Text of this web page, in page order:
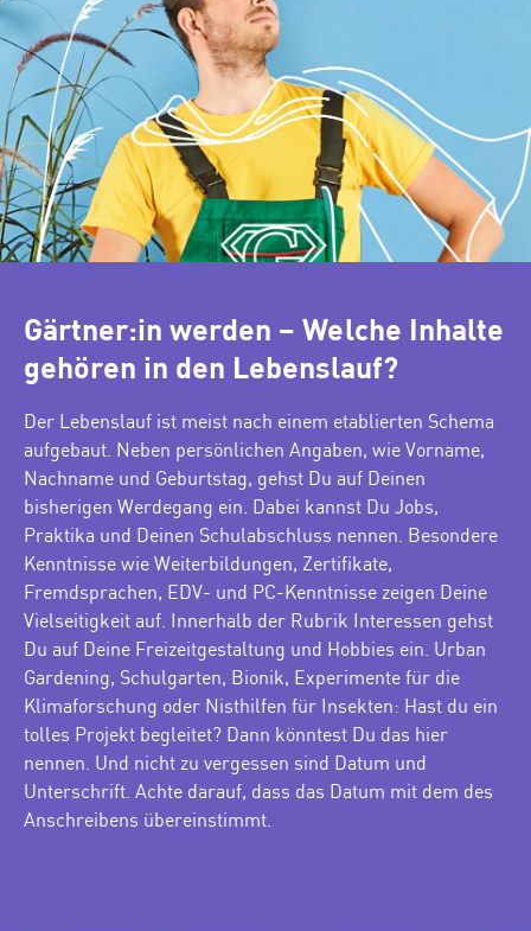
Gärtner:in werden – Welche Inhalte
gehören in den Lebenslauf?
Der Lebenslauf ist meist nach einem etablierten Schema
aufgebaut. Neben persönlichen Angaben, wie Vorname,
Nachname und Geburtstag, gehst Du auf Deinen
bisherigen Werdegang ein. Dabei kannst Du Jobs,
Praktika und Deinen Schulabschluss nennen. Besondere
Kenntnisse wie Weiterbildungen, Zertifikate,
Fremdsprachen, EDV- und PC-Kenntnisse zeigen Deine
Vielseitigkeit auf. Innerhalb der Rubrik Interessen gehst
Du auf Deine Freizeitgestaltung und Hobbies ein. Urban
Gardening, Schulgarten, Bionik, Experimente für die
Klimaforschung oder Nisthilfen für Insekten: Hast du ein
tolles Projekt begleitet? Dann könntest Du das hier
nennen. Und nicht zu vergessen sind Datum und
Unterschrift. Achte darauf, dass das Datum mit dem des
Anschreibens übereinstimmt.